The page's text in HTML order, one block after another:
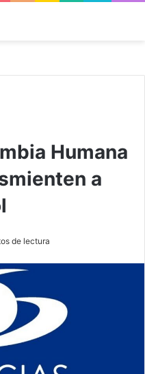
Humana
a
de lectura